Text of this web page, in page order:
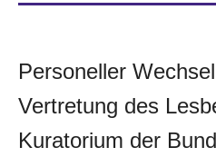
Personeller
Vertretung des
Kuratorium der